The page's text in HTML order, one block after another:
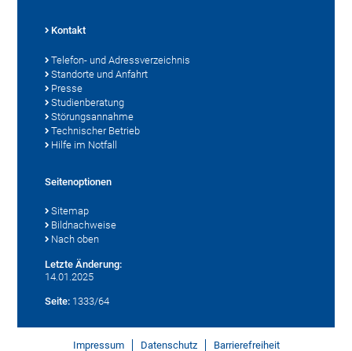
Kontakt
Telefon- und Adressverzeichnis
Standorte und Anfahrt
Presse
Studienberatung
Störungsannahme
Technischer Betrieb
Hilfe im Notfall
Seitenoptionen
Sitemap
Bildnachweise
Nach oben
Letzte Änderung:
14.01.2025
Seite: 1333/64
Impressum Datenschutz Barrierefreiheit